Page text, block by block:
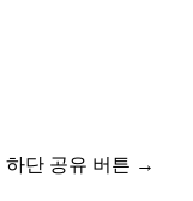
하단 공유 버튼 →